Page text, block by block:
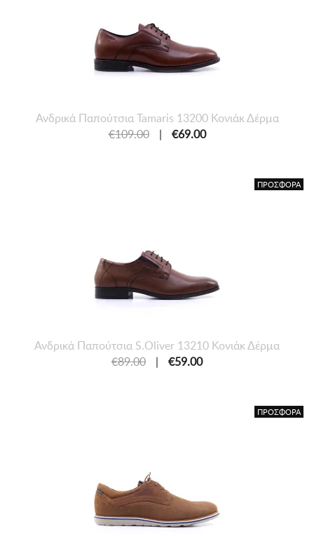
Ανδρικά Παπούτσια Tamaris 13200 Κονιάκ Δέρμα
€109.00
| €69.00
ΠΡΟΣΦΟΡΑ
Ανδρικά Παπούτσια S.Oliver 13210 Κονιάκ Δέρμα
€89.00
| €59.00
ΠΡΟΣΦΟΡΑ